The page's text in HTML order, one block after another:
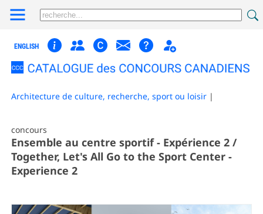
ENGLISH
Architecture de culture, recherche, sport ou loisir |
concours
Ensemble au centre sportif - Expérience 2 /
Together, Let's All Go to the Sport Center -
Experience 2